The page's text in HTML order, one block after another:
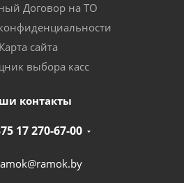
Договор на ТО
Карта сайта
выбора касс
контакты
17 270-67-00